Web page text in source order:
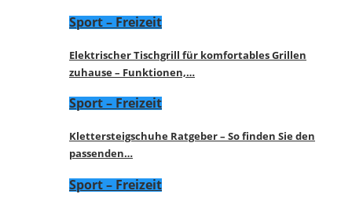
Sport – Freizeit
Elektrischer Tischgrill für komfortables Grillen
zuhause – Funktionen,…
Sport – Freizeit
Klettersteigschuhe Ratgeber – So finden Sie den
passenden…
Sport – Freizeit